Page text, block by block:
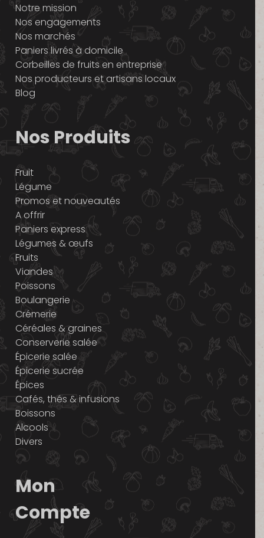
Notre mission
Nos engagements
Nos marchés
Paniers livrés à domicile
Corbeilles de fruits en entreprise
Nos producteurs et artisans locaux
Blog
Nos Produits
Fruit
Légume
Promos et nouveautés
A offrir
Paniers express
Légumes & œufs
Fruits
Viandes
Poissons
Boulangerie
Crémerie
Céréales & graines
Conserverie salée
Épicerie salée
Épicerie sucrée
Épices
Cafés, thés & infusions
Boissons
Alcools
Divers
Mon
Compte